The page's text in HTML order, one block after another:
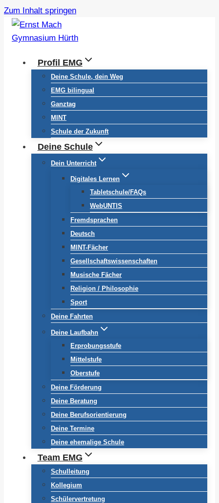
Zum Inhalt springen
Profil EMG
Deine Schule, dein Weg
EMG bilingual
Ganztag
MINT
Schule der Zukunft
Deine Schule
Dein Unterricht
Digitales Lernen
Tabletschule/FAQs
WebUNTIS
Fremdsprachen
Deutsch
MINT-Fächer
Gesellschaftswissenschaften
Musische Fächer
Religion / Philosophie
Sport
Deine Fahrten
Deine Laufbahn
Erprobungsstufe
Mittelstufe
Oberstufe
Deine Förderung
Deine Beratung
Deine Berufsorientierung
Deine Termine
Deine ehemalige Schule
Team EMG
Schulleitung
Kollegium
Schülervertretung